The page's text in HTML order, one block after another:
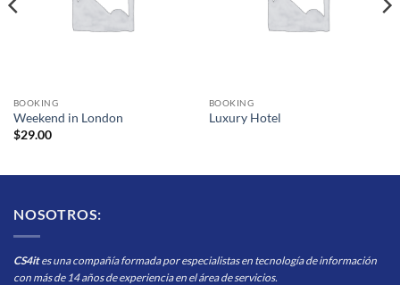
BOOKING
Weekend in London
$29.00
BOOKING
Luxury Hotel
NOSOTROS:
CS4ites una compañía formada por especialistas en tecnología de información
con más de 14 años de experiencia en el área de servicios.